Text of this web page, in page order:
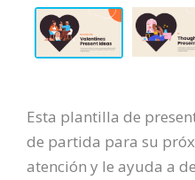
Esta plantilla de
de partida para su
atención y le ayuda a